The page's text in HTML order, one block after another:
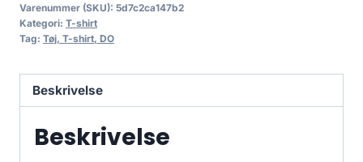
Varenummer (SKU): 5d7c2ca147b2
Kategori: T-shirt
Tag: Tøj, T-shirt, DO
Beskrivelse
Beskrivelse